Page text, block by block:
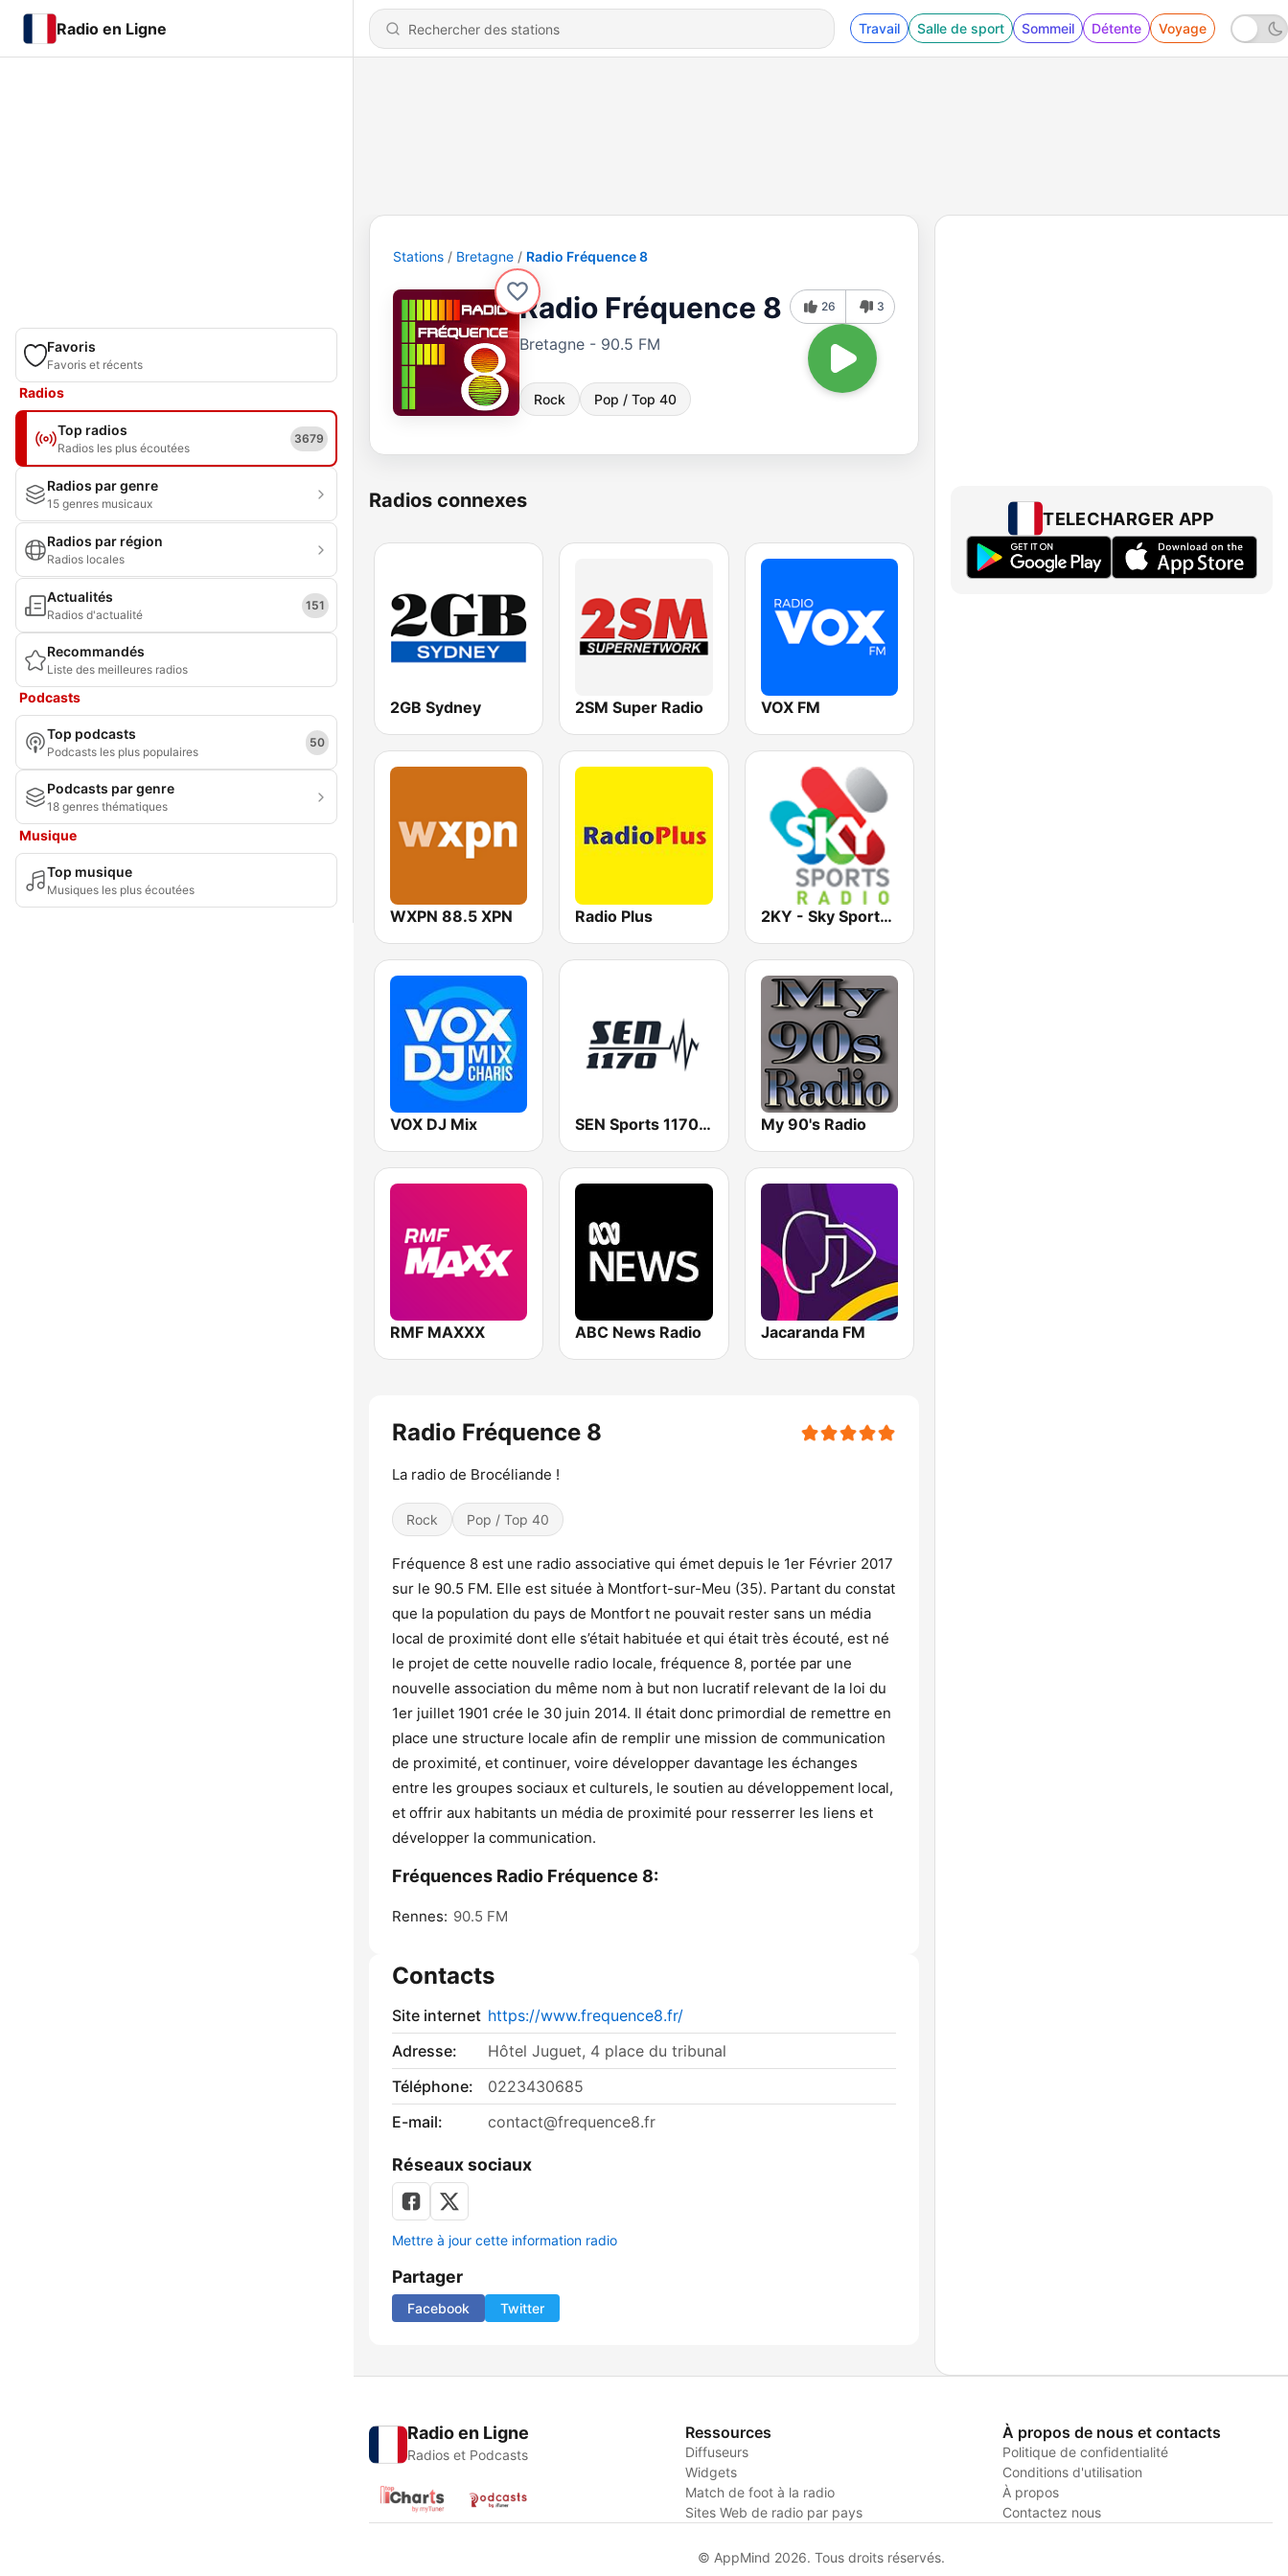
Radio en Ligne Travail Salle de sport Sommeil Détente Voyage
Favoris
Favoris et récents
Radios
Top radios
Radios les plus écoutées
3679
Radios par genre
15 genres musicaux
Radios par région
Radios locales
Actualités
Radios d'actualité
151
Recommandés
Liste des meilleures radios
Podcasts
Top podcasts
Podcasts les plus populaires
50
Podcasts par genre
18 genres thématiques
Musique
Top musique
Musiques les plus écoutées
Stations Bretagne Radio Fréquence 8
Radio Fréquence 8
Bretagne - 90.5 FM
Rock Pop / Top 40
26 3
Radios connexes
2GB Sydney 2SM Super Radio VOX FM
WXPN 88.5 XPN Radio Plus 2KY - Sky Sports Radio
VOX DJ Mix SEN Sports 1170 Sydney My 90's Radio
RMF MAXXX ABC News Radio Jacaranda FM
Radio Fréquence 8
La radio de Brocéliande !
Rock Pop / Top 40
Fréquence 8 est une radio associative qui émet depuis le 1er Février 2017
sur le 90.5 FM. Elle est située à Montfort-sur-Meu (35). Partant du constat
que la population du pays de Montfort ne pouvait rester sans un média
local de proximité dont elle s’était habituée et qui était très écouté, est né
le projet de cette nouvelle radio locale, fréquence 8, portée par une
nouvelle association du même nom à but non lucratif relevant de la loi du
1er juillet 1901 crée le 30 juin 2014. Il était donc primordial de remettre en
place une structure locale afin de remplir une mission de communication
de proximité, et continuer, voire développer davantage les échanges
entre les groupes sociaux et culturels, le soutien au développement local,
et offrir aux habitants un média de proximité pour resserrer les liens et
développer la communication.
Fréquences Radio Fréquence 8:
Rennes: 90.5 FM
Contacts
Site internet https://www.frequence8.fr/
Adresse:
Hôtel Juguet, 4 place du tribunal
Téléphone:
0223430685
E-mail:
contact@frequence8.fr
Réseaux sociaux
Mettre à jour cette information radio
Partager
Facebook Twitter
TELECHARGER APP
Radio en Ligne
Radios et Podcasts
Ressources
Diffuseurs
Widgets
Match de foot à la radio
Sites Web de radio par pays
À propos de nous et contacts
Politique de confidentialité
Conditions d'utilisation
À propos
Contactez nous
© AppMind 2026. Tous droits réservés.